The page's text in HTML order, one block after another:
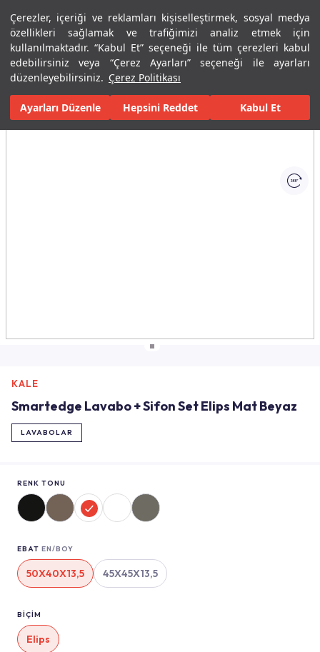
Çerezler, içeriği ve reklamları kişiselleştirmek, sosyal medya
özellikleri sağlamak ve trafiğimizi analiz etmek için
kullanılmaktadır. “Kabul Et” seçeneği ile tüm çerezleri kabul
edebilirsiniz veya “Çerez Ayarları” seçeneği ile ayarları
düzenleyebilirsiniz. Çerez Politikası
Ayarları Düzenle Hepsini Reddet Kabul Et
Menü Menü
Ana Sayfa Banyolar Seramik Banyo Ürünleri Lavabolar
Tüm Görseller(1)
KALE
Smartedge Lavabo + Sifon Set Elips Mat Beyaz
LAVABOLAR
RENK TONU
EBAT EN/BOY
50X40X13,5 45X45X13,5
BİÇİM
Elips